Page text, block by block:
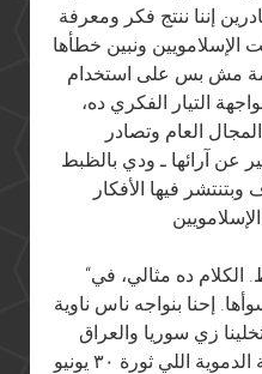
إننا ننتج فكر ومعرفة
الإسلامويين ونبين خطأها
مش بس على استخدام
التيار الفكري ده،
العام وتصادر
عن آرائها ـ ودي بالظبط
وبتنتشر فيها الأفكار
“يا عم، انت يا عبيط يا بتستعبط. الكلام ده مثالي، في
إحنا بنواجه ناس ناوية
وأنا بأرد وأقول “وهي السياسة الدموية اللي ثورة ٣٠ يونيو